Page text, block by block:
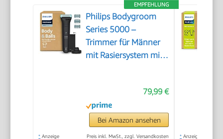
EMPFEHLUNG
Philips Bodygroom
Series 5000 –
Trimmer für Männer
mit Rasiersystem mit
Intimbereich, 100%
duschfest, 100 Min.
Laufzeit, Modell
BG5485/30
79,99 €
Bei Amazon ansehen
* Anzeige Preis inkl. MwSt., zzgl. Versandkosten * Anzeige